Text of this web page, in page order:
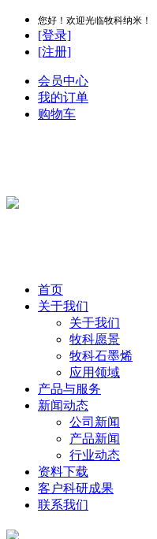
您好！欢迎光临牧科纳米！
[登录]
[注册]
会员中心
我的订单
购物车
首页
关于我们
关于我们
牧科愿景
牧科石墨烯
应用领域
产品与服务
新闻动态
公司新闻
产品新闻
行业动态
资料下载
客户科研成果
联系我们